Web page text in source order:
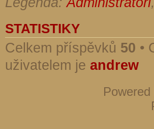
STATISTIKY
Celkem příspěvků 50 •
uživatelem je andrew
Powered